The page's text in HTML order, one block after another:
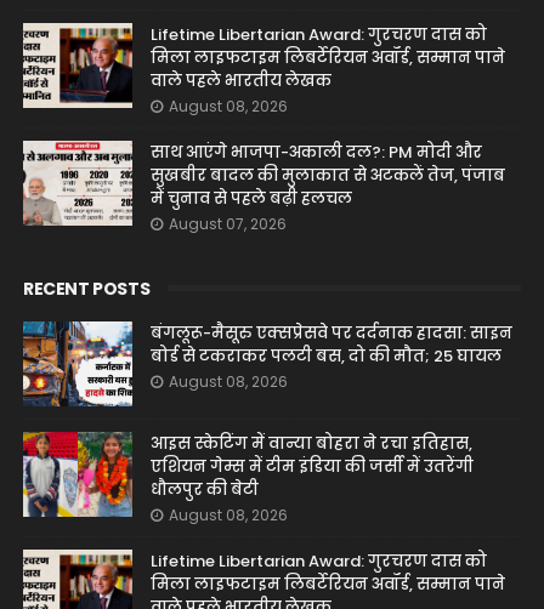
Lifetime Libertarian Award: गुरचरण दास को
मिला लाइफटाइम लिबर्टेरियन अवॉर्ड, सम्मान पाने
वाले पहले भारतीय लेखक
August 08, 2026
साथ आएंगे भाजपा-अकाली दल?: PM मोदी और
सुखबीर बादल की मुलाकात से अटकलें तेज, पंजाब
में चुनाव से पहले बढ़ी हलचल
August 07, 2026
RECENT POSTS
बंगलूरू-मैसूरु एक्सप्रेसवे पर दर्दनाक हादसा: साइन
बोर्ड से टकराकर पलटी बस, दो की मौत; 25 घायल
August 08, 2026
आइस स्केटिंग में वान्या बोहरा ने रचा इतिहास,
एशियन गेम्स में टीम इंडिया की जर्सी में उतरेंगी
धौलपुर की बेटी
August 08, 2026
Lifetime Libertarian Award: गुरचरण दास को
मिला लाइफटाइम लिबर्टेरियन अवॉर्ड, सम्मान पाने